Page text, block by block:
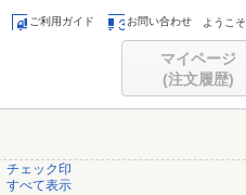
ご利用ガイド お問い合わせ ようこそ
マイページ
(注文履歴)
チェック印
すべて表示